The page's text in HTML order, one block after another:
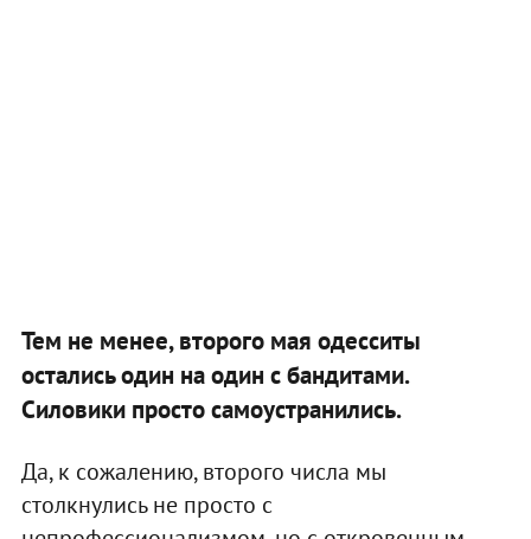
Тем не менее, второго мая одесситы
остались один на один с бандитами.
Силовики просто самоустранились.
Да, к сожалению, второго числа мы
столкнулись не просто с